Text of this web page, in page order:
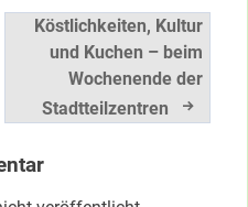
Köstlichkeiten, Kultur
und Kuchen – beim
Wochenende der
Stadtteilzentren